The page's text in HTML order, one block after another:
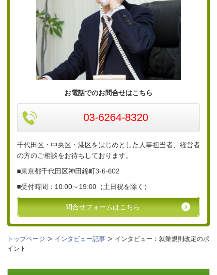
お電話でのお問合せはこちら
03-6264-8320
千代田区・中央区・港区をはじめとした人事担当者、経営者
の方のご相談をお待ちしております。
■東京都千代田区神田錦町3-6-602
■受付時間：10:00～19:00（土日祝を除く）
問合せフォームはこちら
トップページ インタビュー記事
インタビュー：就業規則改定のポ
イント